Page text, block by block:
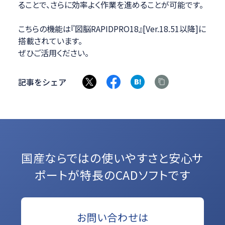
ることで、さらに効率よく作業を進めることが可能です。
こちらの機能は『図脳RAPIDPRO18』[Ver.18.51以降]に
搭載されています。
ぜひご活用ください。
記事をシェア
国産ならではの使いやすさと安心サ
ポートが特長のCADソフトです
お問い合わせは